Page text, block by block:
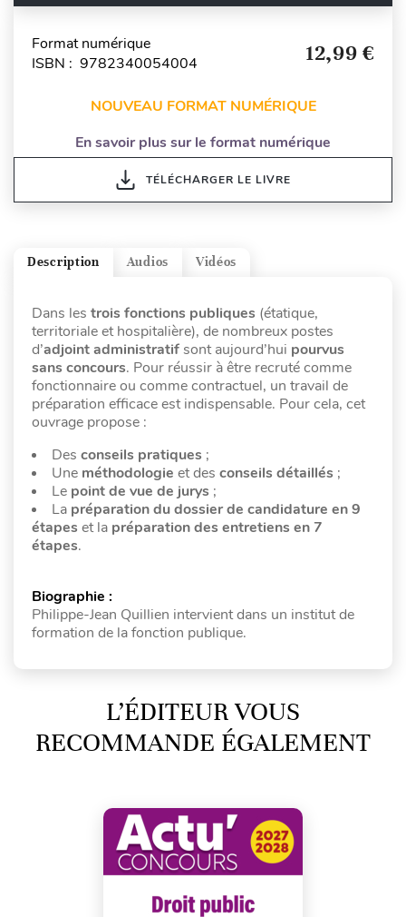
Format numérique
ISBN : 9782340054004
12,99 €
NOUVEAU FORMAT NUMÉRIQUE
En savoir plus sur le format numérique
TÉLÉCHARGER LE LIVRE
Vidéos
Audios
Description
Dans les trois fonctions publiques (étatique,
territoriale et hospitalière), de nombreux postes
d’adjoint administratifsont aujourd’hui pourvus
sans concours. Pour réussir à être recruté comme
fonctionnaire ou comme contractuel, un travail de
préparation efficace est indispensable. Pour cela, cet
ouvrage propose :
Des conseils pratiques ;
Une méthodologie et des conseils détaillés ;
Le point de vue de jurys ;
La préparation du dossier de candidature en 9
étapes et la préparation des entretiens en 7
étapes.
Biographie :
Philippe-Jean Quillien intervient dans un institut de
formation de la fonction publique.
L’ÉDITEUR VOUS
RECOMMANDE ÉGALEMENT